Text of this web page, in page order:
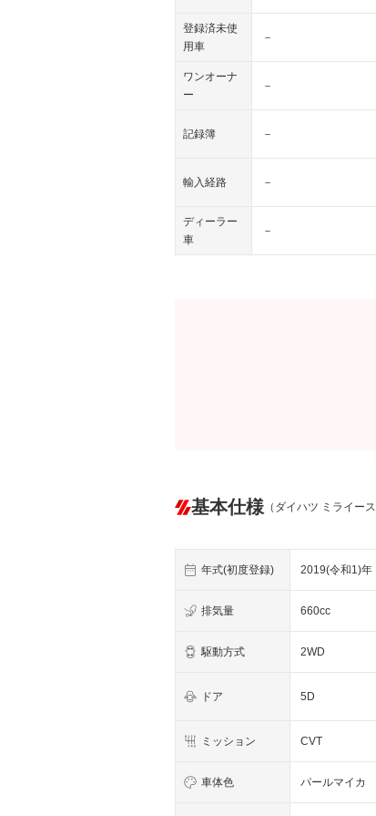
登録済未使
用車
－
ワンオーナ
ー
－
記録簿 －
輸入経路 －
ディーラー
車
－
基本仕様 （ダイハツ ミライー
年式(初度登録) 2019(令和1)年
排気量 660cc
駆動方式 2WD
ドア 5D
ミッション CVT
車体色 パールマイカ